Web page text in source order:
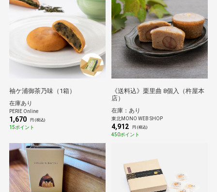
袖ケ浦御茶乃味（1箱）
在庫あり
PERIE Online
1,670 円 (税込)
15ポイント
《送料込》栗里曲 8個入（杵屋本
店）
在庫：あり
東北MONO WEB SHOP
4,912 円 (税込)
450ポイント